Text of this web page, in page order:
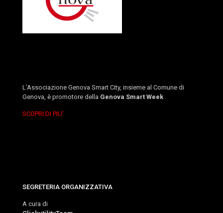
L’Associazione Genova Smart City, insieme al Comune di
Genova, è promotore della Genova Smart Week
SCOPRI DI PIU’
SEGRETERIA ORGANIZZATIVA
A cura di